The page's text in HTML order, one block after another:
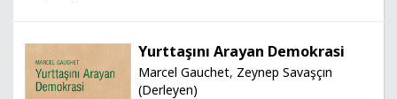
Yurttaşını Arayan Demokrasi
Marcel Gauchet, Zeynep Savaşçın
(Derleyen)